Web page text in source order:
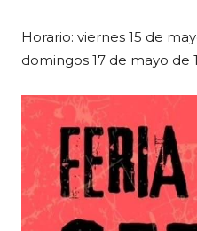
Horario: viernes 15 de
domingos 17 de mayo de